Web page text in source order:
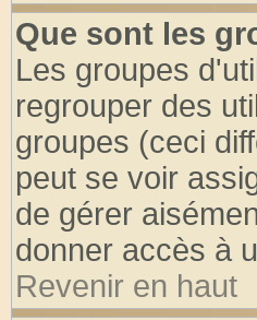
Que sont les
Les groupes
regrouper des
groupes (ceci
peut se voir
de gérer
donner accès à
Revenir en haut